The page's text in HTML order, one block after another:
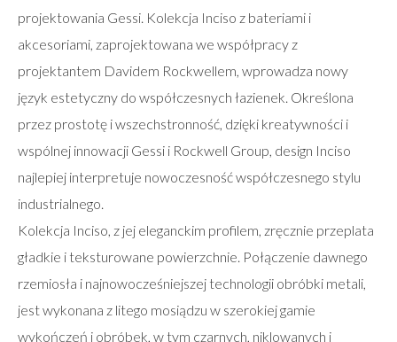
projektowania Gessi. Kolekcja Inciso z bateriami i
akcesoriami, zaprojektowana we współpracy z
projektantem Davidem Rockwellem, wprowadza nowy
język estetyczny do współczesnych łazienek. Określona
przez prostotę i wszechstronność, dzięki kreatywności i
wspólnej innowacji Gessi i Rockwell Group, design Inciso
najlepiej interpretuje nowoczesność współczesnego stylu
industrialnego.
Kolekcja Inciso, z jej eleganckim profilem, zręcznie przeplata
gładkie i teksturowane powierzchnie. Połączenie dawnego
rzemiosła i najnowocześniejszej technologii obróbki metali,
jest wykonana z litego mosiądzu w szerokiej gamie
wykończeń i obróbek, w tym czarnych, niklowanych i